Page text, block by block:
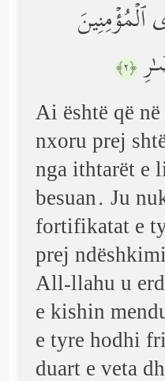
ٱلۡمُؤۡمِنِینَ
﴿٢﴾
Ai është që
nxoru prej
nga ithtarët e
besuan. Ju
fortifikatat e
prej
All-llahu u
e kishin
e tyre hodhi
duart e veta